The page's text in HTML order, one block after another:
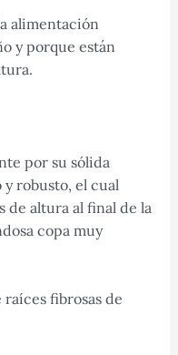
alimentación
y porque están
por su sólida
robusto, el cual
de altura al final de la
copa muy
raíces fibrosas de